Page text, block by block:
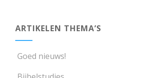
ARTIKELEN THEMA’S
Goed nieuws!